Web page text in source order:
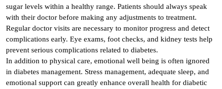
sugar levels within a healthy range. Patients should always speak
with their doctor before making any adjustments to treatment.
Regular doctor visits are necessary to monitor progress and detect
complications early. Eye exams, foot checks, and kidney tests help
prevent serious complications related to diabetes.
In addition to physical care, emotional well being is often ignored
in diabetes management. Stress management, adequate sleep, and
emotional support can greatly enhance overall health for diabetic